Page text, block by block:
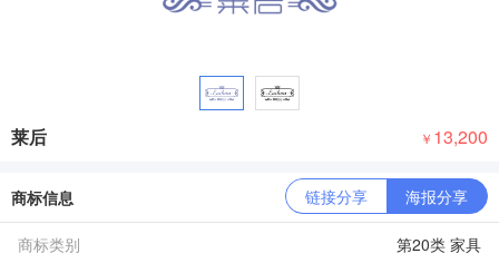
莱后 ￥ 13,200
商标信息 链接分享 海报分享
商标类别
第20类 家具